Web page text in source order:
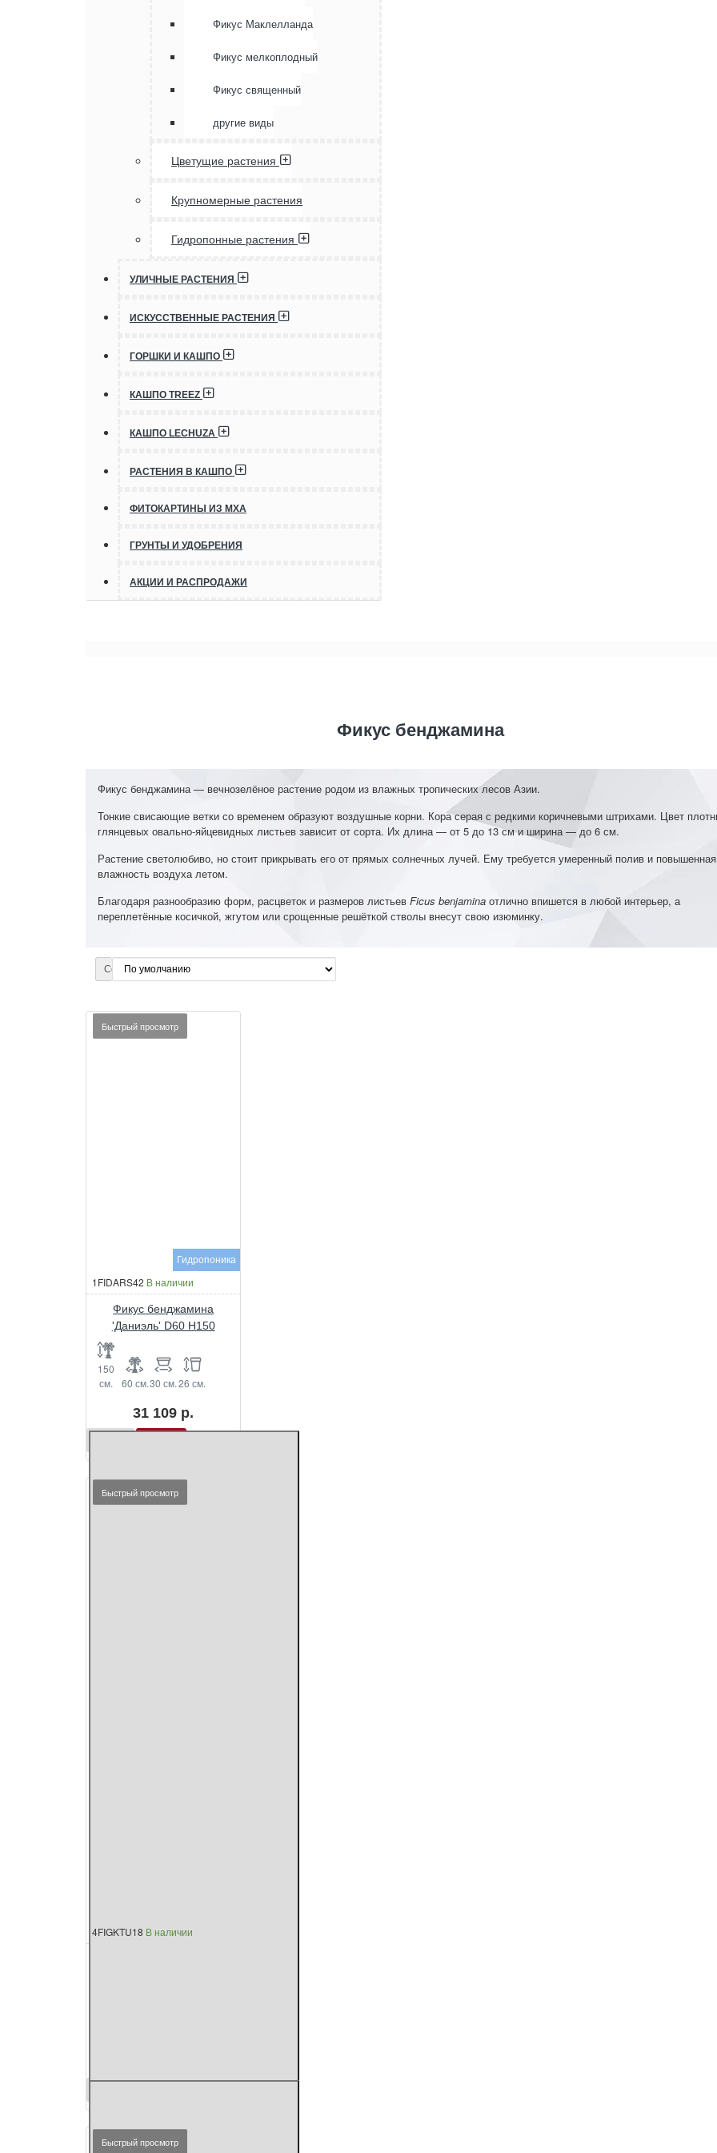
Фикус Маклелланда
Фикус мелкоплодный
Фикус священный
другие виды
Цветущие растения
Крупномерные растения
Гидропонные растения
УЛИЧНЫЕ РАСТЕНИЯ
ИСКУССТВЕННЫЕ РАСТЕНИЯ
ГОРШКИ И КАШПО
КАШПО TREEZ
КАШПО LECHUZA
РАСТЕНИЯ В КАШПО
ФИТОКАРТИНЫ ИЗ МХА
ГРУНТЫ И УДОБРЕНИЯ
АКЦИИ И РАСПРОДАЖИ
Фикус бенджамина
Фикус бенджамина — вечнозелёное растение родом из влажных тропических лесов Азии.
Тонкие свисающие ветки со временем образуют воздушные корни. Кора серая с редкими коричневыми штрихами. Цвет
глянцевых овально-яйцевидных листьев зависит от сорта. Их длина — от 5 до 13 см и ширина — до 6 см.
Растение светолюбиво, но стоит прикрывать его от прямых солнечных лучей. Ему требуется умеренный полив и повышенная
влажность воздуха летом.
Благодаря разнообразию форм, расцветок и размеров листьев Ficus benjamina отлично впишется в любой интерьер, а
переплетённые косичкой, жгутом или срощенные решёткой стволы внесут свою изюминку.
Сортировка:
Быстрый просмотр
Гидропоника
1FIDARS42 В наличии
Фикус бенджамина
'Даниэль' D60 H150
150
см.
60 см.30 см.26 см.
31 109 р.
бенджамина
D60
H150Быстрый просмотр
4FIGKTU18 В наличии
бенджамина
Кинг’
Быстрый просмотр